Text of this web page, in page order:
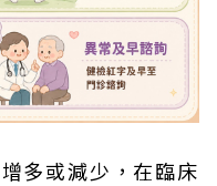
多或減少，在臨床